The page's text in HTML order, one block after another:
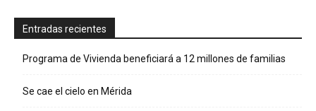
Entradas recientes
Programa de Vivienda beneficiará a 12 millones de familias
Se cae el cielo en Mérida